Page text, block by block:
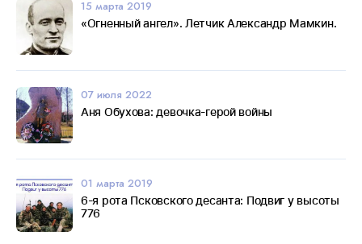
15 марта 2019
«Огненный ангел». Летчик Александр Мамкин.
07 июля 2022
Аня Обухова: девочка-герой войны
01 марта 2019
6-я рота Псковского десанта: Подвиг у высоты
776